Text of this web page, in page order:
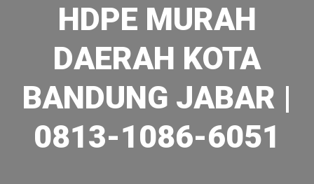
HDPE MURAH
DAERAH KOTA
BANDUNG JABAR |
0813-1086-6051